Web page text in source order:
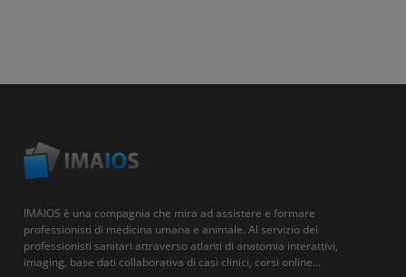
IMAIOS è una compagnia che mira ad assistere e formare
professionisti di medicina umana e animale. Al servizio dei
professionisti sanitari attraverso atlanti di anatomia interattivi,
imaging, base dati collaborativa di casi clinici, corsi online...